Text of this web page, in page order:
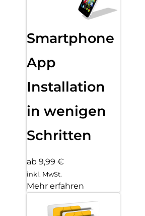
Smartphone
App
Installation
in wenigen
Schritten
ab 9,99 €
inkl. MwSt.
Mehr erfahren